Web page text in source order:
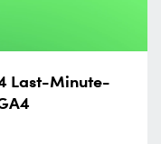
Last-Minute-